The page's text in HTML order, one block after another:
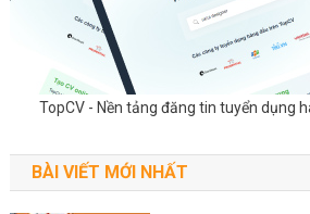
TopCV - Nền tảng đăng tin tuyển dụng
BÀI VIẾT MỚI NHẤT